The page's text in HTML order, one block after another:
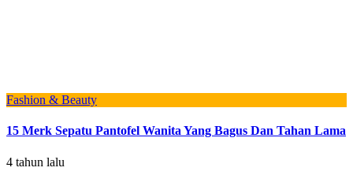
Fashion & Beauty
15 Merk Sepatu Pantofel Wanita Yang Bagus Dan Tahan Lama
4 tahun lalu